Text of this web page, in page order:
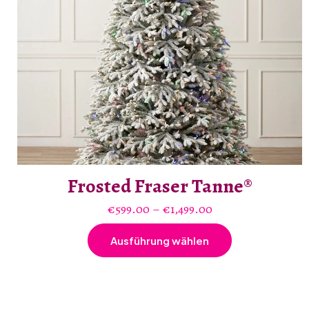
Frosted Fraser Tanne®
€599.00 – €1,499.00Preisspanne:
€599.00
Ausführung wählen
Dieses